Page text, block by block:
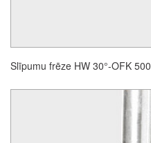
Slīpumu frēze HW 30°-OFK 500